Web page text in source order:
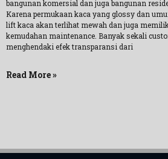
bangunan komersial dan juga bangunan
Karena permukaan kaca yang glossy dan
lift kaca akan terlihat mewah dan juga
kemudahan maintenance. Banyak sekali
menghendaki efek transparansi dari
Read More »